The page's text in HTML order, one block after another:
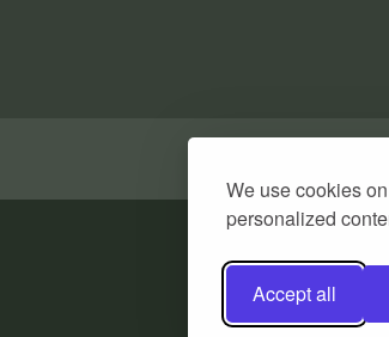
We use cookies
personalized
Accept all